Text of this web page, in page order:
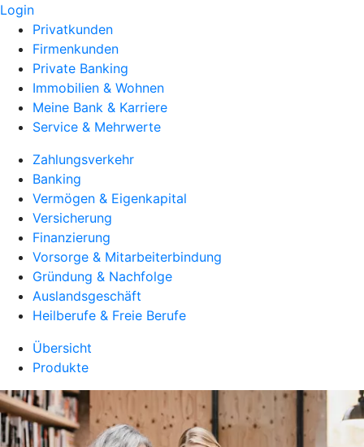
Login
Privatkunden
Firmenkunden
Private Banking
Immobilien & Wohnen
Meine Bank & Karriere
Service & Mehrwerte
Zahlungsverkehr
Banking
Vermögen & Eigenkapital
Versicherung
Finanzierung
Vorsorge & Mitarbeiterbindung
Gründung & Nachfolge
Auslandsgeschäft
Heilberufe & Freie Berufe
Übersicht
Produkte